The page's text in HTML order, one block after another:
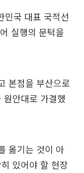
민국 대표 국적선
실행의 문턱을
본점을 부산으로
안대로 가결했
옮기는 것이 아
있어야 할 현장